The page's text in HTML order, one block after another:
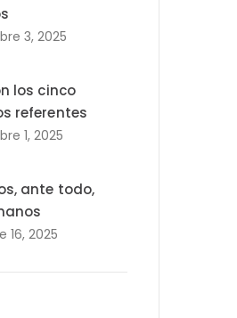
3, 2025
los cinco
referentes
1, 2025
ante todo,
16, 2025